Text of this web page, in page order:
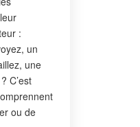
:
un
une
C’est
ou de